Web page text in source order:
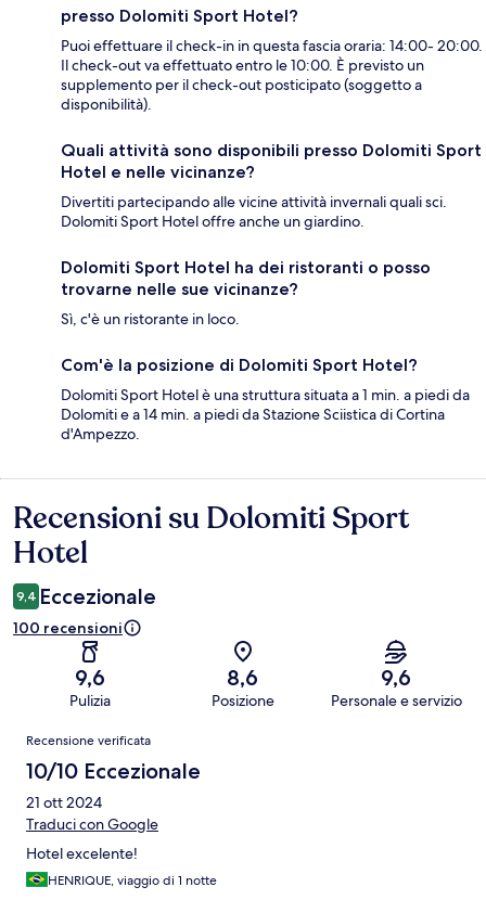
presso Dolomiti Sport Hotel?
Puoi effettuare il check-in in questa fascia oraria: 14:00- 20:00.
Il check-out va effettuato entro le 10:00. È previsto un
supplemento per il check-out posticipato (soggetto a
disponibilità).
Quali attività sono disponibili presso Dolomiti Sport
Hotel e nelle vicinanze?
Divertiti partecipando alle vicine attività invernali quali sci.
Dolomiti Sport Hotel offre anche un giardino.
Dolomiti Sport Hotel ha dei ristoranti o posso
trovarne nelle sue vicinanze?
Sì, c'è un ristorante in loco.
Com'è la posizione di Dolomiti Sport Hotel?
Dolomiti Sport Hotel è una struttura situata a 1 min. a piedi da
Dolomiti e a 14 min. a piedi da Stazione Sciistica di Cortina
d'Ampezzo.
Recensioni
Recensioni su Dolomiti Sport
Hotel
9,4 Eccezionale
100 recensioni
9,6
Pulizia
8,6
Posizione
9,6
Personale e servizio
Recensioni
Recensione verificata
10/10 Eccezionale
21 ott 2024
Traduci con Google
Hotel excelente!
HENRIQUE, viaggio di 1 notte